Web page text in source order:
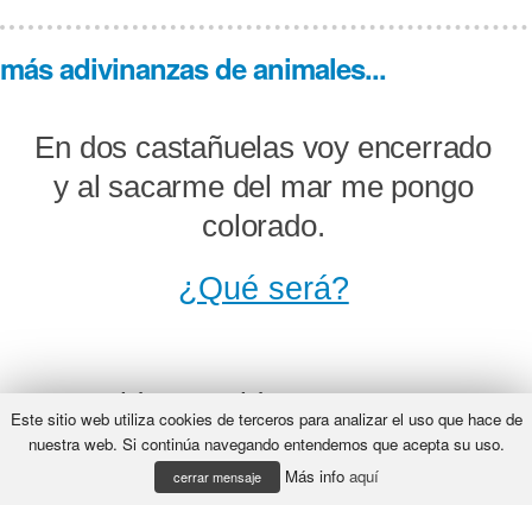
más adivinanzas de animales...
En dos castañuelas voy encerrado
y al sacarme del mar me pongo
colorado.
¿Qué será?
De celda en celda voy pero presa
no estoy.
Este sitio web utiliza cookies de terceros para analizar el uso que hace de
nuestra web. Si continúa navegando entendemos que acepta su uso.
cerrar mensaje Más info aquí